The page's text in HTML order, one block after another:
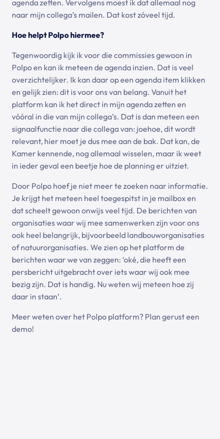
agenda zetten. Vervolgens moest ik dat allemaal nog
naar mijn collega’s mailen. Dat kost zóveel tijd.
Hoe helpt Polpo hiermee?
Tegenwoordig kijk ik voor die commissies gewoon in
Polpo en kan ik meteen de agenda inzien. Dat is veel
overzichtelijker. Ik kan daar op een agenda item klikken
en gelijk zien: dit is voor ons van belang. Vanuit het
platform kan ik het direct in mijn agenda zetten en
vóóral in die van mijn collega’s. Dat is dan meteen een
signaalfunctie naar die collega van: joehoe, dit wordt
relevant, hier moet je dus mee aan de bak. Dat kan, de
Kamer kennende, nog allemaal wisselen, maar ik weet
in ieder geval een beetje hoe de planning er uitziet.
Door Polpo hoef je niet meer te zoeken naar informatie.
Je krijgt het meteen heel toegespitst in je mailbox en
dat scheelt gewoon onwijs veel tijd. De berichten van
organisaties waar wij mee samenwerken zijn voor ons
ook heel belangrijk, bijvoorbeeld landbouworganisaties
of natuurorganisaties. We zien op het platform de
berichten waar we van zeggen: ‘oké, die heeft een
persbericht uitgebracht over iets waar wij ook mee
bezig zijn. Dat is handig. Nu weten wij meteen hoe zij
daar in staan’.
Meer weten over het Polpo platform? Plan gerusteen
demo!